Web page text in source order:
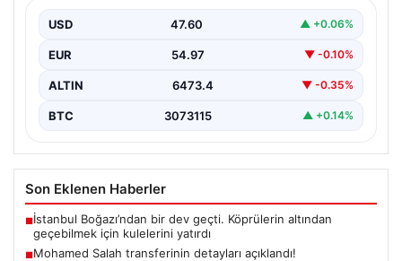
USD 47.60 ▲ +0.06%
EUR 54.97 ▼ -0.10%
ALTIN 6473.4 ▼ -0.35%
BTC 3073115 ▲ +0.14%
Son Eklenen Haberler
■İstanbul Boğazı’ndan bir dev geçti. Köprülerin altından
geçebilmek için kulelerini yatırdı
■Mohamed Salah transferinin detayları açıklandı!